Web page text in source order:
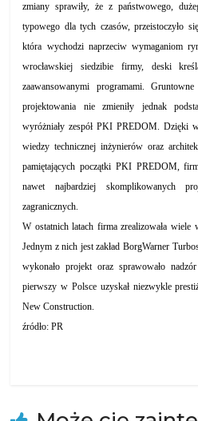
zmiany sprawiły, że z państwowego,
typowego dla tych czasów, przeistoczyło
która wychodzi naprzeciw wymaganiom
wrocławskiej siedzibie firmy, deski
zaawansowanymi programami.
projektowania nie zmieniły jednak
wyróżniały zespół PKI PREDOM. Dzięki
wiedzy technicznej inżynierów oraz
pamiętających początki PKI PREDOM,
nawet najbardziej skomplikowanych
zagranicznych.
W ostatnich latach firma zrealizowała
Jednym z nich jest zakład BorgWarner
wykonało projekt oraz sprawowało
pierwszy w Polsce uzyskał niezwykle
New Construction.
źródło: PR